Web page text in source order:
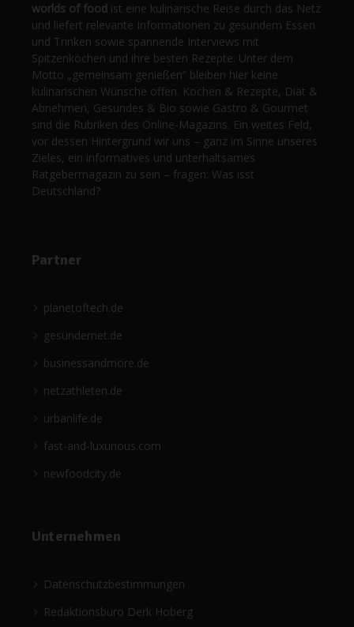
worlds of food ist eine kulinarische Reise durch das Netz
und liefert relevante Informationen zu gesundem Essen
und Trinken sowie spannende Interviews mit
Spitzenköchen und ihre besten Rezepte. Unter dem
Motto „gemeinsam genießen“ bleiben hier keine
kulinarischen Wünsche offen. Kochen & Rezepte, Diät &
Abnehmen, Gesundes & Bio sowie Gastro & Gourmet
sind die Rubriken des Online-Magazins. Ein weites Feld,
vor dessen Hintergrund wir uns – ganz im Sinne unseres
Zieles, ein informatives und unterhaltsames
Ratgebermagazin zu sein – fragen: Was isst
Deutschland?
Partner
planetoftech.de
gesündernet.de
businessandmore.de
netzathleten.de
urbanlife.de
fast-and-luxurious.com
newfoodcity.de
Unternehmen
Datenschutzbestimmungen
Redaktionsbüro Derk Hoberg